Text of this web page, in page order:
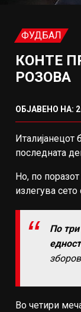
ФУДБАЛ
КОНТЕ
РОЗОВА
ОБЈАВЕНО НА:
Италијанецот
последната
Но, по
излегува
По
Во четири